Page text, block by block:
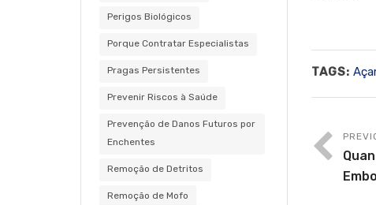
TAGS:
Perigos Biológicos
Porque Contratar Especialistas
Pragas Persistentes
Prevenir Riscos à Saúde
Prevenção de Danos Futuros por
Enchentes
Remoção de Detritos
Remoção de Mofo